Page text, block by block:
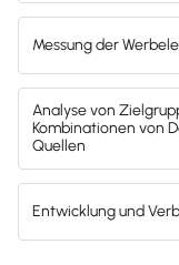
Infowebinar für
einfach
KI in der
Die
Klingt
Schritte
Ausgabe
wieder
Freuen Sie sich
Anregungen und
Lesen und